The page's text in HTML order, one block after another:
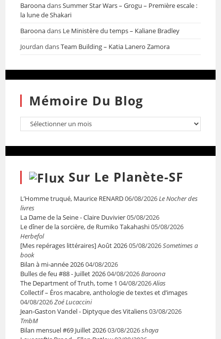
BaroonadansSummer Star Wars – Grogu – Première escale :
la lune de Shakari
Baroonadans Le Ministère du temps – Kaliane Bradley
Jourdan dansTeam Building – Katia Lanero Zamora
Mémoire Du Blog
Sur Le Planète-SF
L’Homme truqué, Maurice RENARD06/08/2026Le Nocher des
livres
La Dame de la Seine - Claire Duvivier05/08/2026
Le dîner de la sorcière, de Rumiko Takahashi05/08/2026
Herbefol
[Mes repérages littéraires] Août 202605/08/2026Sometimes a
book
Bilan à mi-année 202604/08/2026
Bulles de feu #88 - Juillet 202604/08/2026Baroona
The Department of Truth, tome 1 04/08/2026Alias
Collectif – Éros macabre, anthologie de textes et d’images
04/08/2026Zoé Lucaccini
Jean-Gaston Vandel - Diptyque des Vitaliens03/08/2026
TmbM
Bilan mensuel #69 Juillet 202603/08/2026shaya